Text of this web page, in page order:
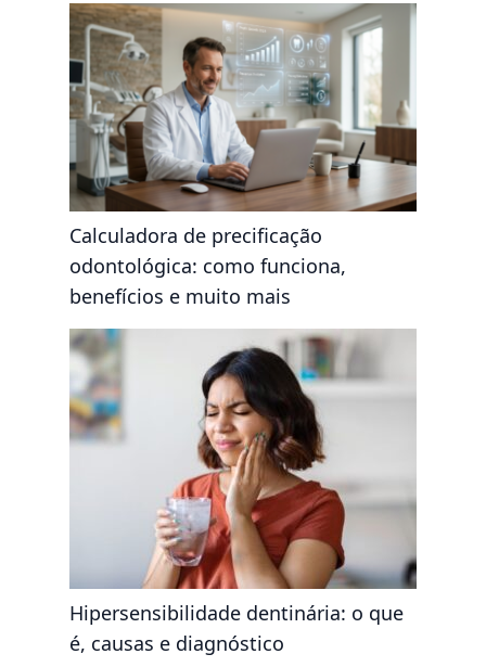
Calculadora de precificação
odontológica: como funciona,
benefícios e muito mais
Hipersensibilidade dentinária: o que
é, causas e diagnóstico